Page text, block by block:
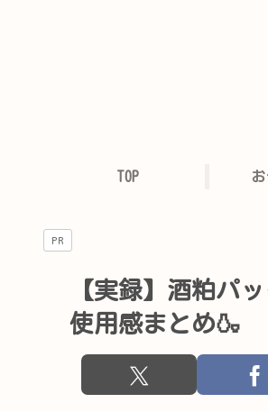
TOP
PR
【実録】酒粕パ
使用感まとめ🍶